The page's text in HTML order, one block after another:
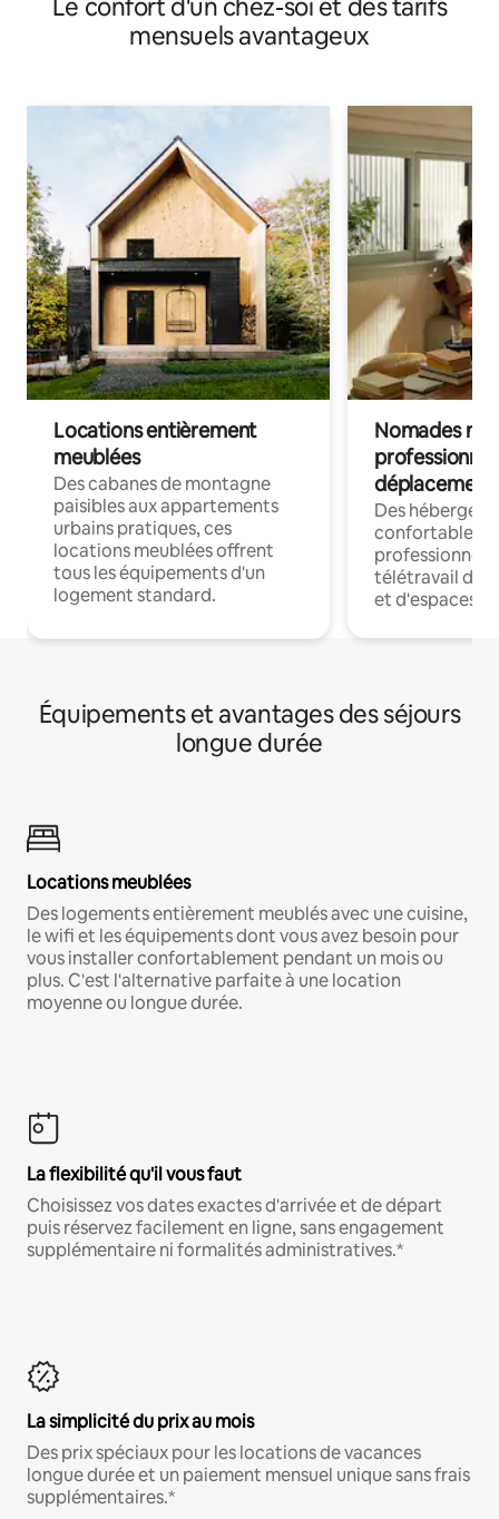
Le confort d'un chez-soi et des tarifs
mensuels avantageux
Locations entièrement
meublées
Des cabanes de montagne
paisibles aux appartements
urbains pratiques, ces
locations meublées offrent
tous les équipements d'un
logement standard.
Nomades
déplacement
Des
confortables
professionnels
télétravail
et d'espaces
Équipements et avantages des séjours
longue durée
Locations meublées
Des logements entièrement meublés avec une cuisine,
le wifi et les équipements dont vous avez besoin pour
vous installer confortablement pendant un mois ou
plus. C'est l'alternative parfaite à une location
moyenne ou longue durée.
La flexibilité qu'il vous faut
Choisissez vos dates exactes d'arrivée et de départ
puis réservez facilement en ligne, sans engagement
supplémentaire ni formalités administratives.*
La simplicité du prix au mois
Des prix spéciaux pour les locations de vacances
longue durée et un paiement mensuel unique sans frais
supplémentaires.*